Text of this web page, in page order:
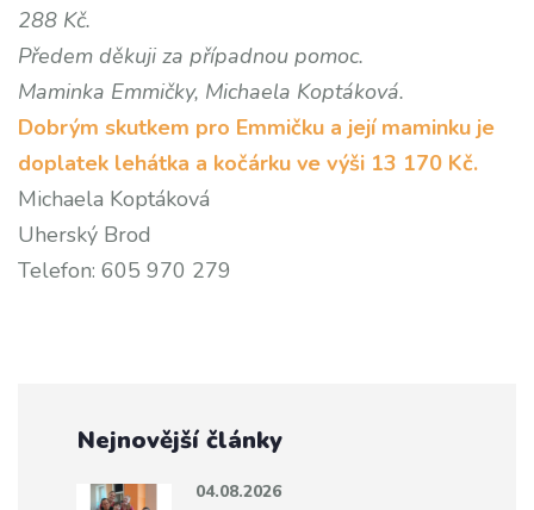
288 Kč.
Předem děkuji za případnou pomoc.
Maminka Emmičky, Michaela Koptáková.
Dobrým skutkem pro Emmičku a její maminku je
doplatek lehátka a kočárku ve výši 13 170 Kč.
Michaela Koptáková
Uherský Brod
Telefon: 605 970 279
Nejnovější články
04.08.2026